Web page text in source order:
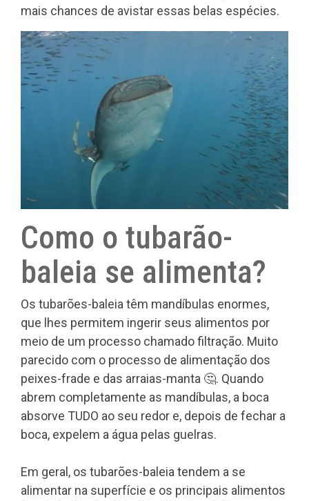
mais chances de avistar essas belas espécies.
Como o tubarão-
baleia se alimenta?
Os tubarões-baleia têm mandíbulas enormes,
que lhes permitem ingerir seus alimentos por
meio de um processo chamado filtração. Muito
parecido com o processo de alimentação dos
peixes-frade e das arraias-manta 🤔. Quando
abrem completamente as mandíbulas, a boca
absorve TUDO ao seu redor e, depois de fechar a
boca, expelem a água pelas guelras.
Em geral, os tubarões-baleia tendem a se
alimentar na superfície e os principais alimentos